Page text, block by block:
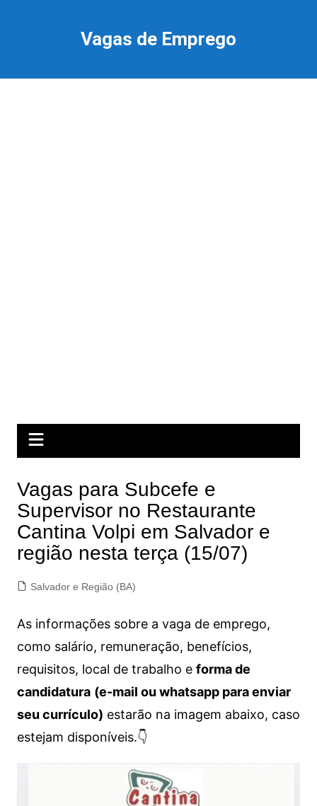
Vagas de Emprego
Vagas para Subcefe e
Supervisor no Restaurante
Cantina Volpi em Salvador e
região nesta terça (15/07)
Salvador e Região (BA)
As informações sobre a vaga de emprego,
como salário, remuneração, benefícios,
requisitos, local de trabalho e forma de
candidatura (e-mail ou whatsapp para enviar
seu currículo) estarão na imagem abaixo, caso
estejam disponíveis.👇